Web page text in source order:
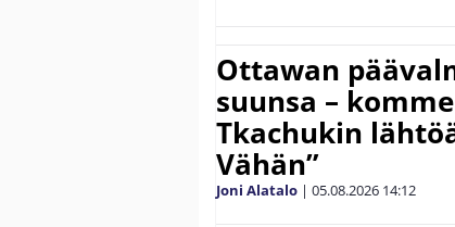
Ottawan
suunsa –
Tkachukin
Vähän”
Joni Alatalo | 05.08.2026 14:12